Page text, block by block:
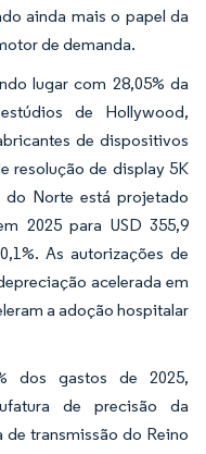
ainda mais o papel da
de demanda.
lugar com 28,05% da
de Hollywood,
de dispositivos
resolução de display 5K
do Norte está projetado
2025 para USD 355,9
As autorizações de
acelerada em
a adoção hospitalar
dos gastos de 2025,
de precisão da
transmissão do Reino